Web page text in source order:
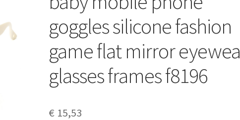
goggles silicone fashion
game flat mirror
glasses frames f8196
€ 15,53